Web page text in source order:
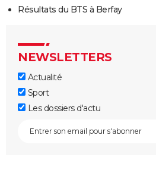
Résultats du BTS à Berfay
NEWSLETTERS
Actualité
Sport
Les dossiers d'actu